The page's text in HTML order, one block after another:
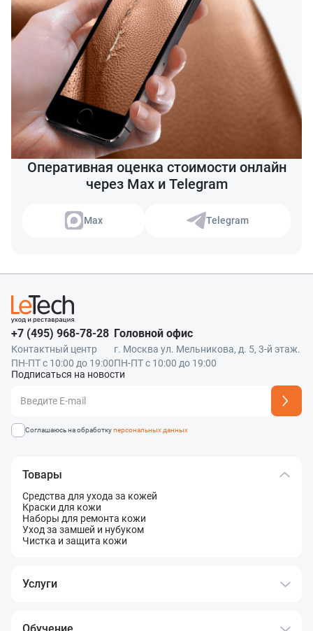
Оперативная оценка стоимости онлайн
через Max и Telegram
Max Telegram
+7 (495) 968-78-28
Контактный центр
ПН-ПТ с 10:00 до 19:00
Головной офис
г. Москва ул. Мельникова, д. 5, 3-й этаж.
ПН-ПТ с 10:00 до 19:00
Подписаться на новости
Адрес подписки успешно добавлен
Соглашаюсь на обработкуперсональных данных
Товары
Средства для ухода за кожей
Краски для кожи
Наборы для ремонта кожи
Уход за замшей и нубуком
Чистка и защита кожи
Услуги